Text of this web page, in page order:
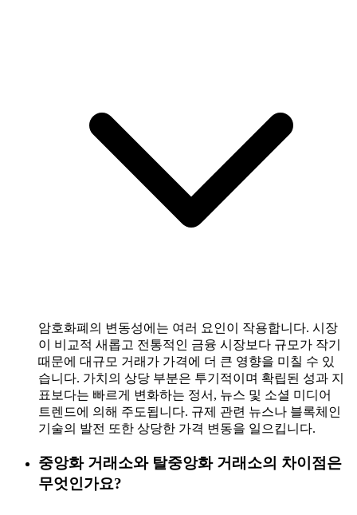
암호화폐의 변동성에는 여러 요인이 작용합니다. 시장
이 비교적 새롭고 전통적인 금융 시장보다 규모가 작기
때문에 대규모 거래가 가격에 더 큰 영향을 미칠 수 있
습니다. 가치의 상당 부분은 투기적이며 확립된 성과 지
표보다는 빠르게 변화하는 정서, 뉴스 및 소셜 미디어
트렌드에 의해 주도됩니다. 규제 관련 뉴스나 블록체인
기술의 발전 또한 상당한 가격 변동을 일으킵니다.
중앙화 거래소와 탈중앙화 거래소의 차이점은
무엇인가요?